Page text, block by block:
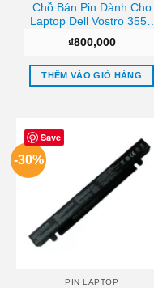
Chỗ Bán Pin Dành Cho
Laptop Dell Vostro 3558
5451 5459 5755 3451
3458 5455 5458 3551
3558 5551 5558 5559 Giá
rẻ
₫800,000
THÊM VÀO GIỎ HÀNG
Save
-30%
PIN LAPTOP